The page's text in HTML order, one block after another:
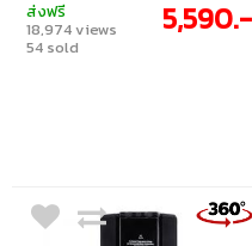
ส่งฟรี
18,974 views
54 sold
5,590.-